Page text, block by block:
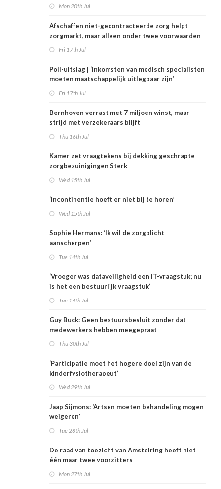
Mon 20th Jul
Afschaffen niet-gecontracteerde zorg helpt
zorgmarkt, maar alleen onder twee voorwaarden
Fri 17th Jul
Poll-uitslag | ‘Inkomsten van medisch specialisten
moeten maatschappelijk uitlegbaar zijn’
Fri 17th Jul
Bernhoven verrast met 7 miljoen winst, maar
strijd met verzekeraars blijft
Thu 16th Jul
Kamer zet vraagtekens bij dekking geschrapte
zorgbezuinigingen Sterk
Wed 15th Jul
‘Incontinentie hoeft er niet bij te horen’
Wed 15th Jul
Sophie Hermans: ‘Ik wil de zorgplicht
aanscherpen’
Tue 14th Jul
‘Vroeger was dataveiligheid een IT-vraagstuk; nu
is het een bestuurlijk vraagstuk’
Tue 14th Jul
Guy Buck: Geen bestuursbesluit zonder dat
medewerkers hebben meegepraat
Thu 30th Jul
‘Participatie moet het hogere doel zijn van de
kinderfysiotherapeut’
Wed 29th Jul
Jaap Sijmons: ‘Artsen moeten behandeling mogen
weigeren’
Tue 28th Jul
De raad van toezicht van Amstelring heeft niet
één maar twee voorzitters
Mon 27th Jul